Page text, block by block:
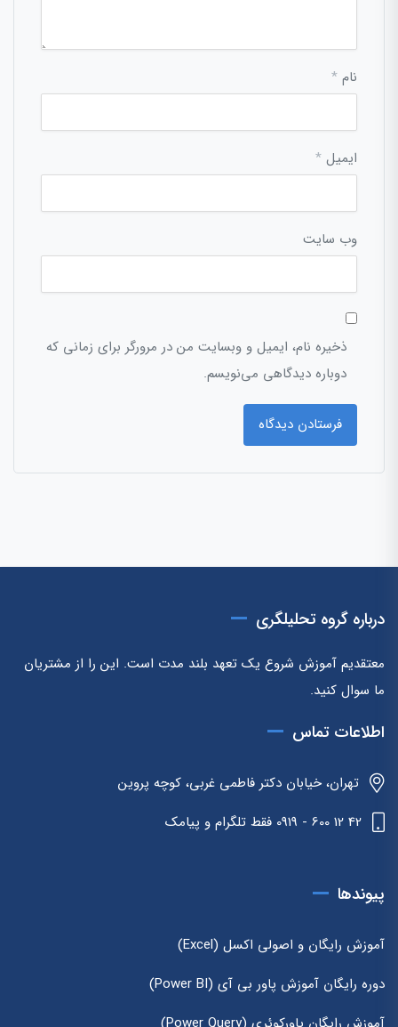
نام *
ایمیل *
وب‌ سایت
ذخیره نام، ایمیل و وبسایت من در مرورگر برای زمانی که
دوباره دیدگاهی می‌نویسم.
درباره گروه تحلیلگری
معتقدیم آموزش شروع یک تعهد بلند مدت است. این را از مشتریان
ما سوال کنید.
اطلاعات تماس
تهران، خیابان دکتر فاطمی غربی، کوچه پروین
42 12 600 - 0919 فقط تلگرام و پیامک
پیوندها
آموزش رایگان و اصولی اکسل (Excel)
دوره رایگان آموزش پاور بی آی (Power BI)